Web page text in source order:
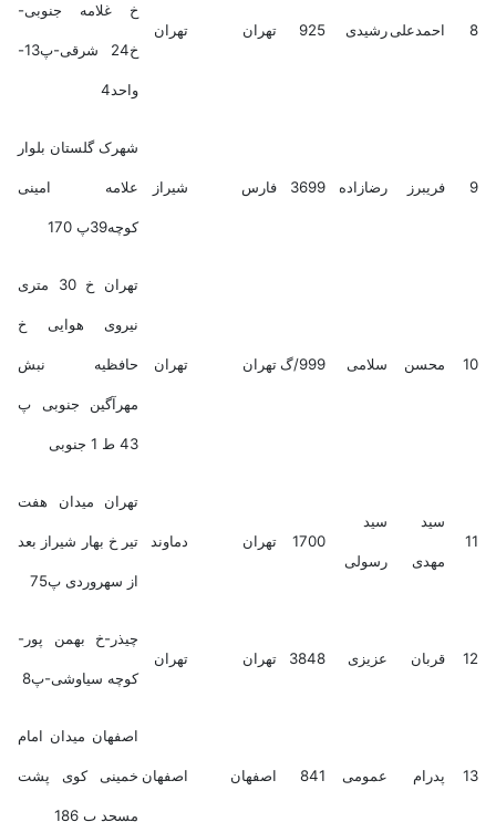
8 احمدعلیرشیدی 925 تهران تهران
خ غلامه جنوبی-
خ24 شرقی-پ13-
واحد4
9 فریبرز رضازاده 3699 فارس شیراز
شهرک گلستان بلوار
علامه امینی
کوچه39پ 170
10 محسن سلامی 999/گ تهران تهران
تهران خ 30 متری
نیروی هوایی خ
حافظیه نبش
مهرآگین جنوبی پ
43 ط 1 جنوبی
11
سید
مهدی
سید
رسولی
1700 تهران دماوند
تهران میدان هفت
تیر خ بهار شیراز بعد
از سهروردی پ75
12 قربان عزیزی 3848 تهران تهران
چیذر-خ بهمن پور-
کوچه سیاوشی-پ8
13 پدرام عمومی 841 اصفهان اصفهان
اصفهان میدان امام
خمینی کوی پشت
مسجد پ 186